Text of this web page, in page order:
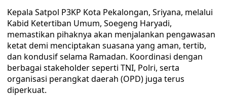
Kepala Satpol P3KP Kota Pekalongan, Sriyana, melalui
Kabid Ketertiban Umum, Soegeng Haryadi,
memastikan pihaknya akan menjalankan pengawasan
ketat demi menciptakan suasana yang aman, tertib,
dan kondusif selama Ramadan. Koordinasi dengan
berbagai stakeholder seperti TNI, Polri, serta
organisasi perangkat daerah (OPD) juga terus
diperkuat.